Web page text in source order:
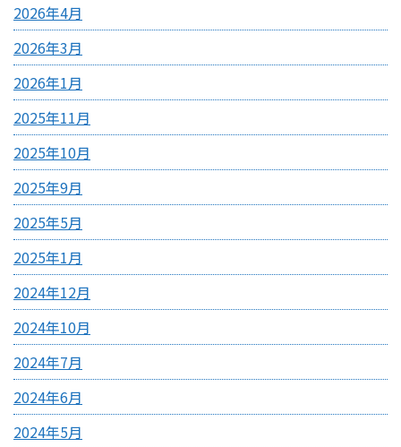
2026年4月
2026年3月
2026年1月
2025年11月
2025年10月
2025年9月
2025年5月
2025年1月
2024年12月
2024年10月
2024年7月
2024年6月
2024年5月